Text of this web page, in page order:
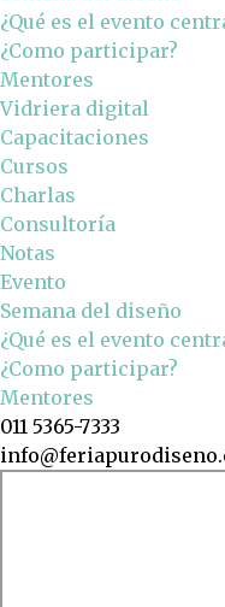
¿Qué es el evento
¿Como participar?
Mentores
Vidriera digital
Capacitaciones
Cursos
Charlas
Consultoría
Notas
Evento
Semana del diseño
¿Qué es el evento
¿Como participar?
Mentores
011 5365-7333